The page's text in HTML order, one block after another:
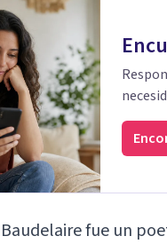
fue un